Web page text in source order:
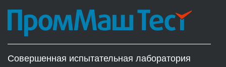
Совершенная испытательная лаборатория